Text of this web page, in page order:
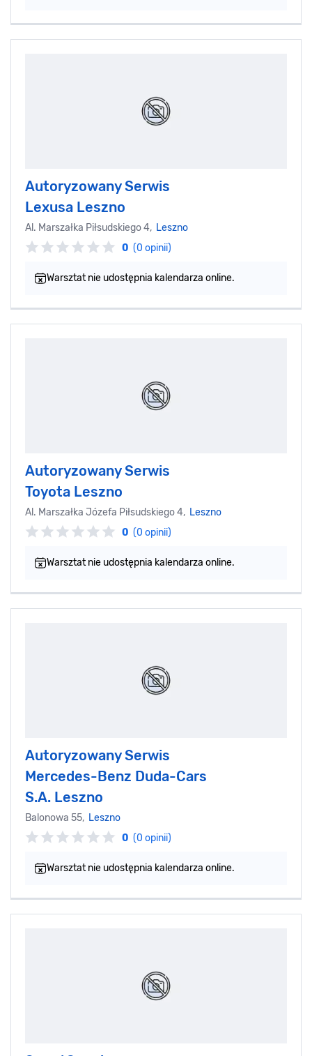
Autoryzowany Serwis
Lexusa Leszno
Al. Marszałka Piłsudskiego 4, Leszno
0 (0 opinii)
Warsztat nie udostępnia kalendarza online.
Autoryzowany Serwis
Toyota Leszno
Al. Marszałka Józefa Piłsudskiego 4, Leszno
0 (0 opinii)
Warsztat nie udostępnia kalendarza online.
Autoryzowany Serwis
Mercedes-Benz Duda-Cars
S.A. Leszno
Balonowa 55, Leszno
0 (0 opinii)
Warsztat nie udostępnia kalendarza online.